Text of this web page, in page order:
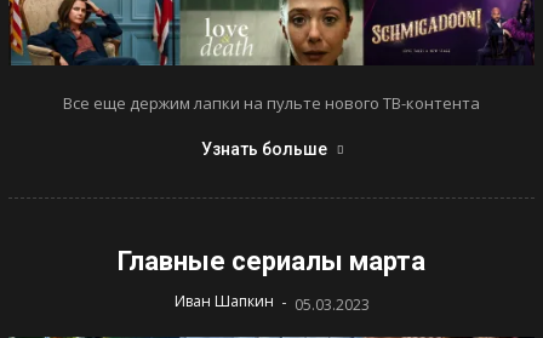
Все еще держим лапки на пульте нового ТВ-контента
Узнать больше
Главные сериалы марта
Иван Шапкин - 05.03.2023